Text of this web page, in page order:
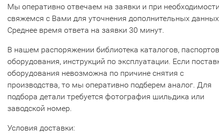
Мы оперативно отвечаем на заявки и при
свяжемся с Вами для уточнения дополнительных
Среднее время ответа на заявки 30 минут.
В нашем распоряжении библиотека каталогов, паспортов
оборудования, инструкций по эксплуатации. Если
оборудования невозможна по причине снятия с
производства, то мы оперативно подберем аналог. Для
подбора детали требуется фотография шильдика или
заводской номер.
Условия доставки: